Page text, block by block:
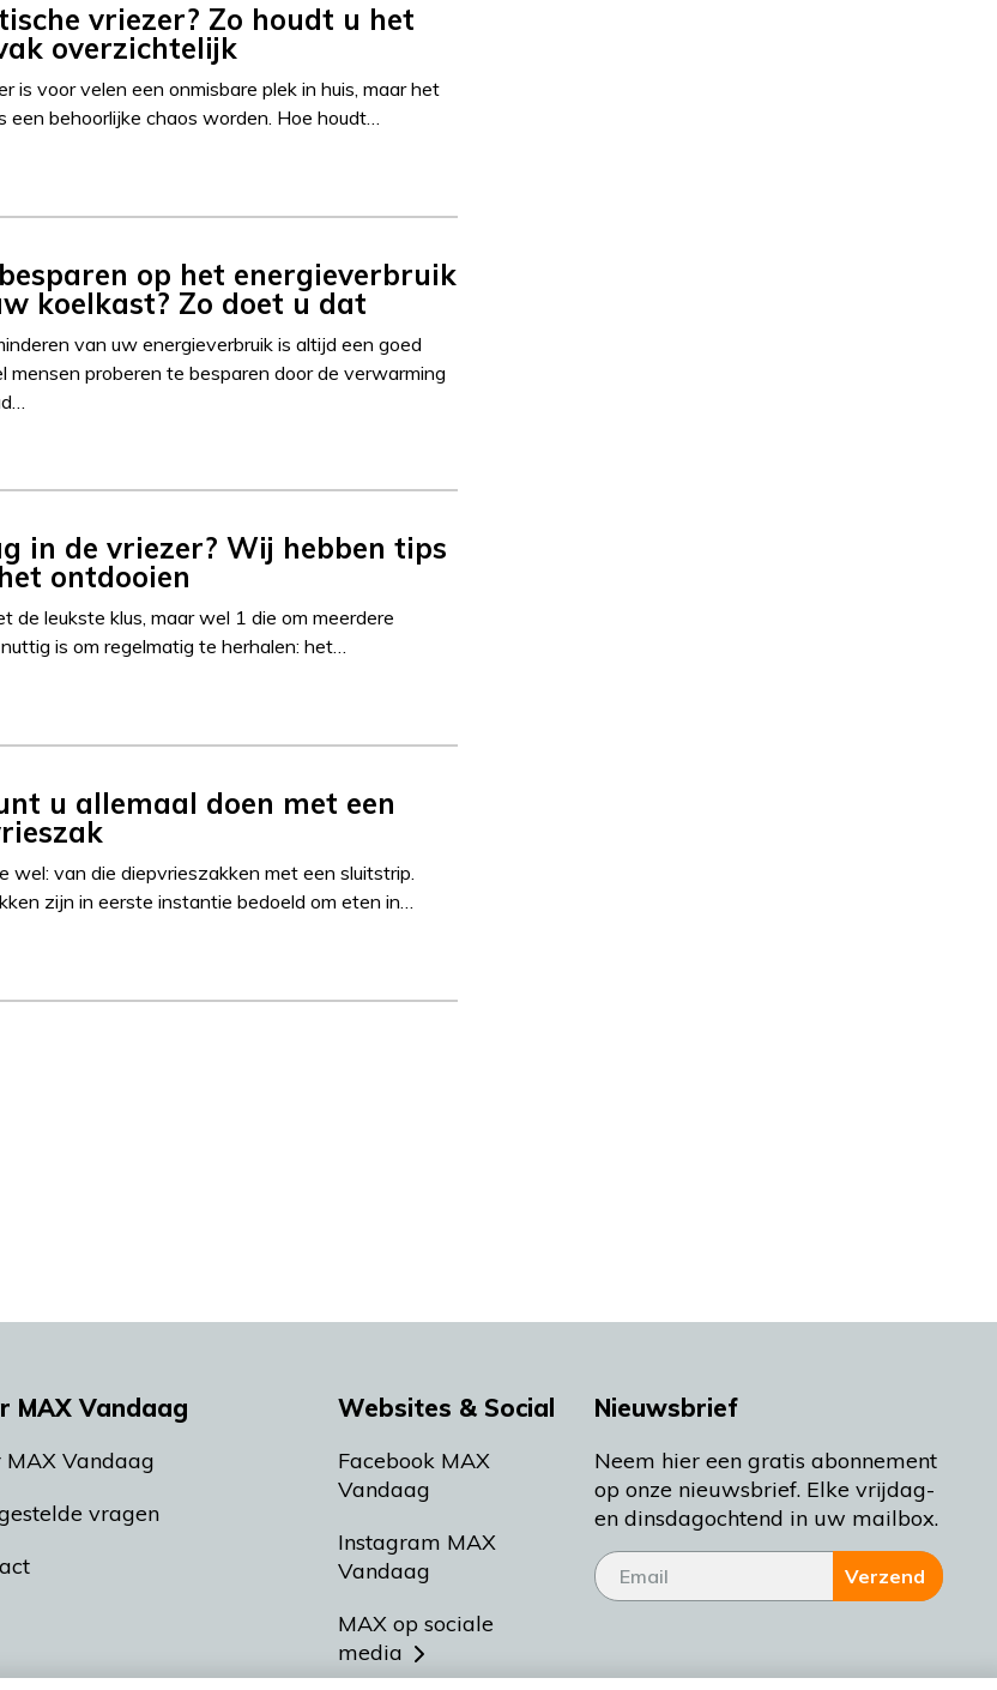
vriezer? Zo houdt u het
overzichtelijk
is voor velen een onmisbare plek in huis, maar het
een behoorlijke chaos worden. Hoe houdt…
op het energieverbruik
koelkast? Zo doet u dat
van uw energieverbruik is altijd een goed
mensen proberen te besparen door de verwarming
in de vriezer? Wij hebben tips
ontdooien
de leukste klus, maar wel 1 die om meerdere
is om regelmatig te herhalen: het…
u allemaal doen met een
wel: van die diepvrieszakken met een sluitstrip.
zijn in eerste instantie bedoeld om eten in…
MAX Vandaag
MAX Vandaag
vragen
Websites & Social
Facebook MAX
Vandaag
Instagram MAX
Vandaag
MAX op sociale
media
Nieuwsbrief
Neem hier een gratis abonnement
op onze nieuwsbrief. Elke vrijdag-
en dinsdagochtend in uw mailbox.
Verzend